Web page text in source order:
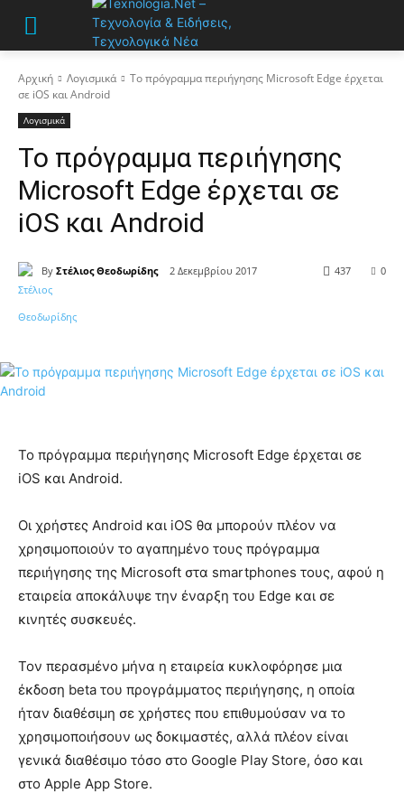
Αρχική Λογισμικά
Το πρόγραμμα περιήγησης Microsoft Edge έρχεται
σε iOS και Android
Λογισμικά
Το πρόγραμμα περιήγησης
Microsoft Edge έρχεται σε
iOS και Android
By Στέλιος Θεοδωρίδης 2 Δεκεμβρίου 2017 0
437
Το πρόγραμμα περιήγησης Microsoft Edge έρχεται σε
iOS και Android.
Οι χρήστες Android και iOS θα μπορούν πλέον να
χρησιμοποιούν το αγαπημένο τους πρόγραμμα
περιήγησης της Microsoft στα smartphones τους, αφού η
εταιρεία αποκάλυψε την έναρξη του Edge και σε
κινητές συσκευές.
Τον περασμένο μήνα η εταιρεία κυκλοφόρησε μια
έκδοση beta του προγράμματος περιήγησης, η οποία
ήταν διαθέσιμη σε χρήστες που επιθυμούσαν να το
χρησιμοποιήσουν ως δοκιμαστές, αλλά πλέον είναι
γενικά διαθέσιμο τόσο στο Google Play Store, όσο και
στο Apple App Store.